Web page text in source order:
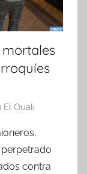
Ouali
contra